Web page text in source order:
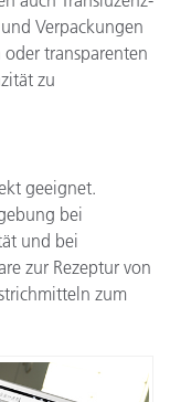
Verpackungen
transparenten
zu
geeignet.
bei
und bei
zur Rezeptur von
zum